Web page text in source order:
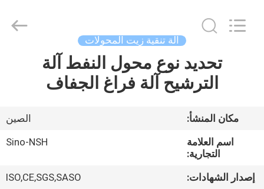
الصفحة
الرئيسية
منتجات
معلومات
عنا
Manufacture
آلة تنقية زيت المحولات
تحديد نوع محول النفط آلة
الترشيح آلة فراغ الجفاف
مكان المنشأ:
الصين
اسم العلامة
التجارية:
Sino-NSH
إصدار الشهادات:
ISO,CE,SGS,SASO